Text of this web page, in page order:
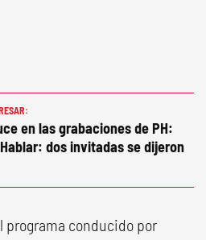
en las grabaciones de PH:
dos invitadas se dijeron
programa conducido por